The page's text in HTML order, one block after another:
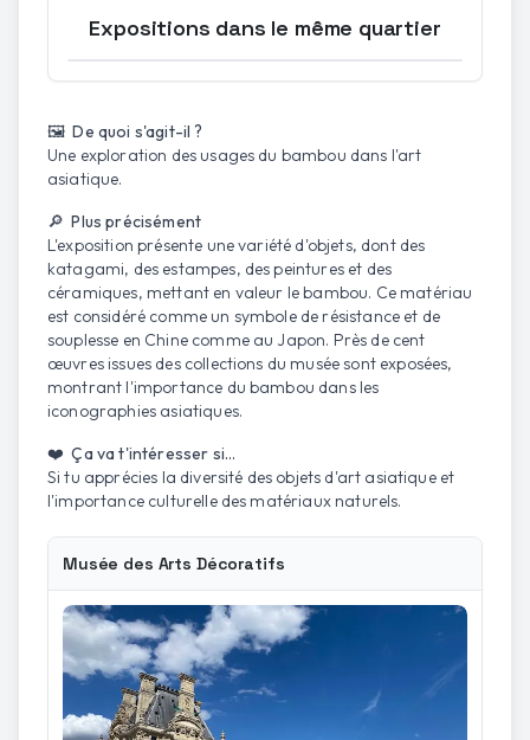
Expositions dans le même quartier
🖼️ De quoi s'agit-il ?
Une exploration des usages du bambou dans l'art
asiatique.
🔎 Plus précisément
L'exposition présente une variété d'objets, dont des
katagami, des estampes, des peintures et des
céramiques, mettant en valeur le bambou. Ce matériau
est considéré comme un symbole de résistance et de
souplesse en Chine comme au Japon. Près de cent
œuvres issues des collections du musée sont exposées,
montrant l'importance du bambou dans les
iconographies asiatiques.
❤️ Ça va t'intéresser si...
Si tu apprécies la diversité des objets d'art asiatique et
l'importance culturelle des matériaux naturels.
Musée des Arts Décoratifs